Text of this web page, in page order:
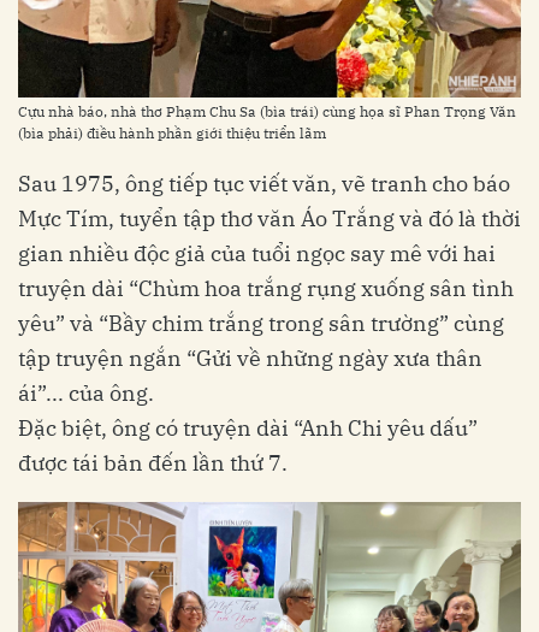
Cựu nhà báo, nhà thơ Phạm Chu Sa (bìa trái) cùng họa sĩ Phan Trọng Văn
(bìa phải) điều hành phần giới thiệu triển lãm
Sau 1975, ông tiếp tục viết văn, vẽ tranh cho báo
Mực Tím, tuyển tập thơ văn Áo Trắng và đó là thời
gian nhiều độc giả của tuổi ngọc say mê với hai
truyện dài “Chùm hoa trắng rụng xuống sân tình
yêu” và “Bầy chim trắng trong sân trường” cùng
tập truyện ngắn “Gửi về những ngày xưa thân
ái”... của ông.
Đặc biệt, ông có truyện dài “Anh Chi yêu dấu”
được tái bản đến lần thứ 7.